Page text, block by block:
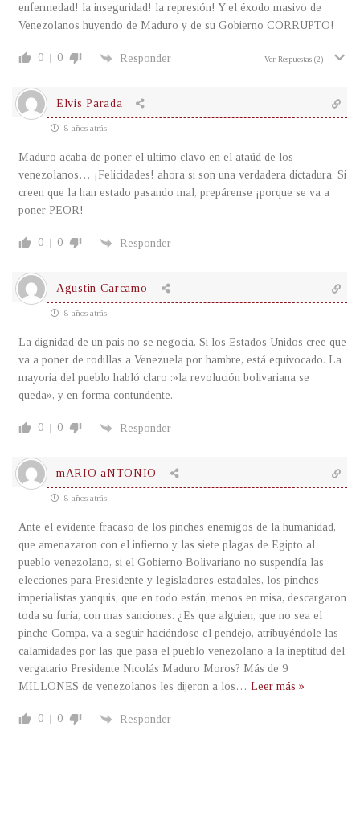
enfermedad! la inseguridad! la represión! Y el éxodo masivo de
Venezolanos huyendo de Maduro y de su Gobierno CORRUPTO!
0 0 Responder Ver Respuestas (2)
Elvis Parada
8 años atrás
Maduro acaba de poner el ultimo clavo en el ataúd de los
venezolanos… ¡Felicidades! ahora si son una verdadera dictadura. Si
creen que la han estado pasando mal, prepárense ¡porque se va a
poner PEOR!
0 0 Responder
Agustin Carcamo
8 años atrás
La dignidad de un pais no se negocia. Si los Estados Unidos cree que
va a poner de rodillas a Venezuela por hambre, está equivocado. La
mayoria del pueblo habló claro :»la revolución bolivariana se
queda», y en forma contundente.
0 0 Responder
mARIO aNTONIO
8 años atrás
Ante el evidente fracaso de los pinches enemigos de la humanidad,
que amenazaron con el infierno y las siete plagas de Egipto al
pueblo venezolano, si el Gobierno Bolivariano no suspendía las
elecciones para Presidente y legisladores estadales, los pinches
imperialistas yanquis, que en todo están, menos en misa, descargaron
toda su furia, con mas sanciones. ¿Es que alguien, que no sea el
pinche Compa, va a seguir haciéndose el pendejo, atribuyéndole las
calamidades por las que pasa el pueblo venezolano a la ineptitud del
vergatario Presidente Nicolás Maduro Moros? Más de 9
MILLONES de venezolanos les dijeron a los … Leer más »
0 0 Responder